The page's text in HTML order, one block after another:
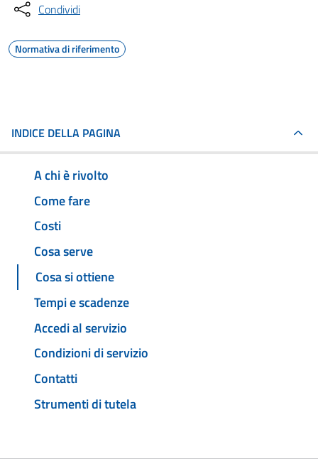
Condividi
Normativa di riferimento
INDICE DELLA PAGINA
A chi è rivolto
Come fare
Costi
Cosa serve
Cosa si ottiene
Tempi e scadenze
Accedi al servizio
Condizioni di servizio
Contatti
Strumenti di tutela